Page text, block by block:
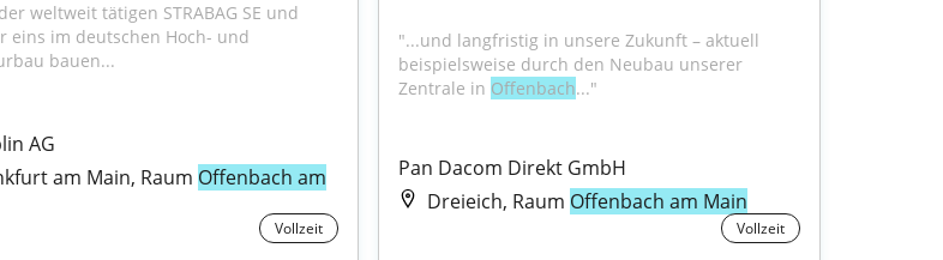
weltweit tätigen STRABAG SE und
eins im deutschen Hoch- und
bauen...
AG
am Main, Raum Offenbach am
Vollzeit
"...und langfristig in unsere Zukunft – aktuell
beispielsweise durch den Neubau unserer
Zentrale in Offenbach..."
Pan Dacom Direkt GmbH
Dreieich, Raum Offenbach am Main
Vollzeit